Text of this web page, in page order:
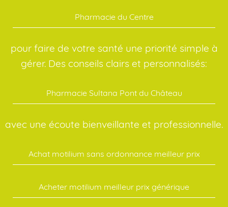
Pharmacie du Centre
pour faire de votre santé une priorité simple à
gérer. Des conseils clairs et personnalisés:
Pharmacie Sultana Pont du Château
avec une écoute bienveillante et professionnelle.
Achat motilium sans ordonnance meilleur prix
Acheter motilium meilleur prix générique